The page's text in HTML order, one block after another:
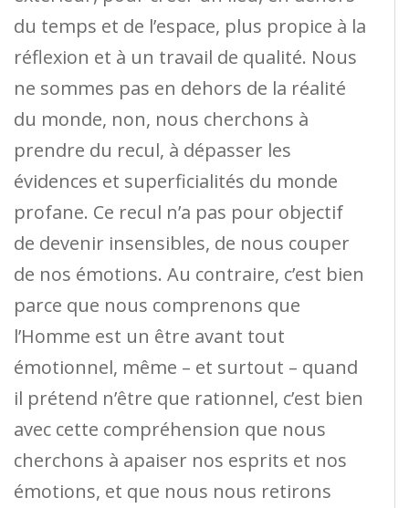
du temps et de l’espace, plus propice à la
réflexion et à un travail de qualité. Nous
ne sommes pas en dehors de la réalité
du monde, non, nous cherchons à
prendre du recul, à dépasser les
évidences et superficialités du monde
profane. Ce recul n’a pas pour objectif
de devenir insensibles, de nous couper
de nos émotions. Au contraire, c’est bien
parce que nous comprenons que
l’Homme est un être avant tout
émotionnel, même – et surtout – quand
il prétend n’être que rationnel, c’est bien
avec cette compréhension que nous
cherchons à apaiser nos esprits et nos
émotions, et que nous nous retirons